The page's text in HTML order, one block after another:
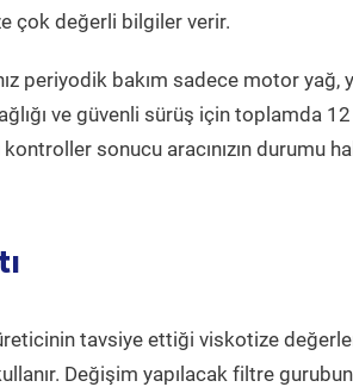
çok değerli bilgiler verir.
periyodik bakım sadece motor yağ,
ve güvenli sürüş için toplamda
sonucu aracınızın durumu
tavsiye ettiği viskotize
Değişim yapılacak filtre